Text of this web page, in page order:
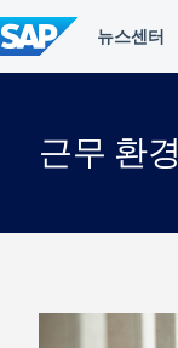
텐
츠
건
근무 환경